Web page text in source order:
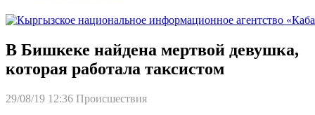
В Бишкеке найдена мертвой девушка,
которая работала таксистом
29/08/19 12:36 Происшествия